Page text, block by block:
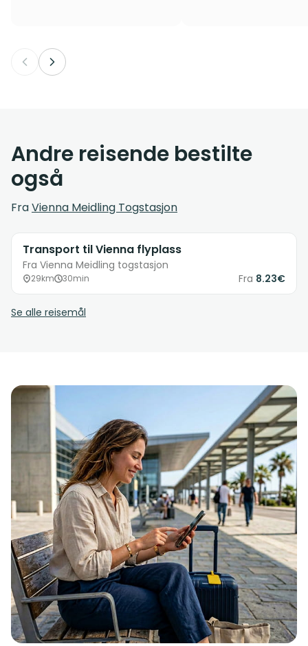
Andre reisende bestilte
også
FraVienna Meidling Togstasjon
Transport til Vienna flyplass
Fra Vienna Meidling togstasjon
29km 30min Fra 8.23€
Se alle reisemål